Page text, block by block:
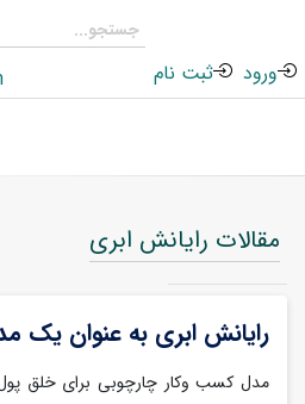
ورود ثبت نام
مقالات رایانش ابری
رایانش ابری به عنوان یک
مدل کسب وکار چارچوبی برای خلق